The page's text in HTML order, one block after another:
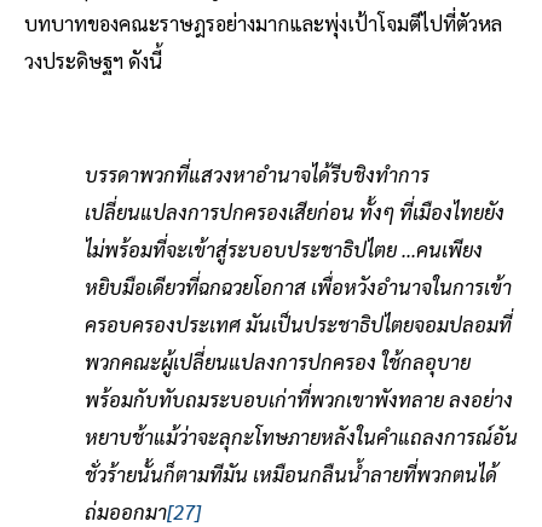
บทบาทของคณะราษฎรอย่างมากและพุ่งเป้าโจมตีไปที่ตัวหล
วงประดิษฐฯ ดังนี้
บรรดาพวกที่แสวงหาอำนาจได้รีบชิงทำการ
เปลี่ยนแปลงการปกครองเสียก่อน ทั้งๆ ที่เมืองไทยยัง
ไม่พร้อมที่จะเข้าสู่ระบอบประชาธิปไตย ...คนเพียง
หยิบมือเดียวที่ฉกฉวยโอกาส เพื่อหวังอำนาจในการเข้า
ครอบครองประเทศ มันเป็นประชาธิปไตยจอมปลอมที่
พวกคณะผู้เปลี่ยนแปลงการปกครอง ใช้กลอุบาย
พร้อมกับทับถมระบอบเก่าที่พวกเขาพังทลาย ลงอย่าง
หยาบช้าแม้ว่าจะลุกะโทษภายหลังในคำแถลงการณ์อัน
ชั่วร้ายนั้นก็ตามทีมัน เหมือนกลืนน้ำลายที่พวกตนได้
ถ่มออกมา[27]